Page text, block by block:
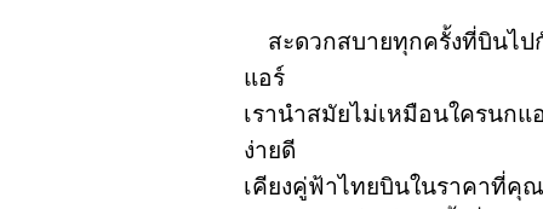
สะดวกสบายทุกครั้งที่บินไป
แอร์
เรานำสมัยไม่เหมือนใครนกแ
ง่ายดี
เคียงคู่ฟ้าไทยบินในราคาที่คุ